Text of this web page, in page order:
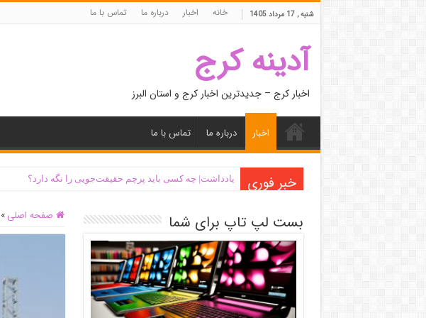
شنبه , 17 مرداد 1405 خانه اخبار درباره ما تماس با ما
آدینه کرج
اخبار کرج – جدیدترین اخبار کرج و استان البرز
اخبار درباره ما تماس با ما
خبر فوری یادداشت| ‌چه کسی باید پرچم حقیقت‌جویی را نگه دارد؟
صفحه اصلی » بست لپ تاپ برای شما